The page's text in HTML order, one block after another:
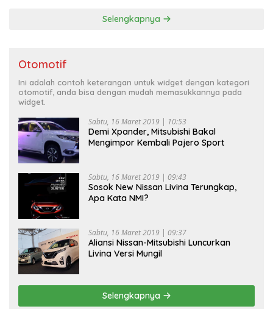
Selengkapnya
Otomotif
Ini adalah contoh keterangan untuk widget dengan kategori
otomotif, anda bisa dengan mudah memasukkannya pada
widget.
Sabtu, 16 Maret 2019 | 10:53
Demi Xpander, Mitsubishi Bakal
Mengimpor Kembali Pajero Sport
Sabtu, 16 Maret 2019 | 09:43
Sosok New Nissan Livina Terungkap,
Apa Kata NMI?
Sabtu, 16 Maret 2019 | 09:37
Aliansi Nissan-Mitsubishi Luncurkan
Livina Versi Mungil
Selengkapnya